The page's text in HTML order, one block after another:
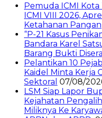
Pemuda ICMI
ICMI VIII 2026,
Ketahanan Pangan
“P-21 Kasus
Bandara Karel
Barang Bukti
Pelantikan 10
Kaidel Minta Kerja
Sektoral 07/08/
LSM Siap Lapor
Kejahatan
Miliknya Ke